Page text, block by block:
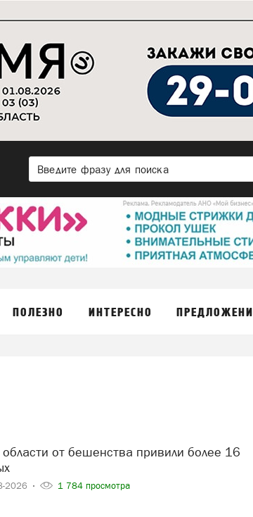
ПОЛЕЗНО ИНТЕРЕСНО
2026 1 784 просмотра